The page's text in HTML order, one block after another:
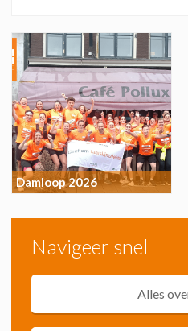
Damloop 2026
Navigeer snel
Alles